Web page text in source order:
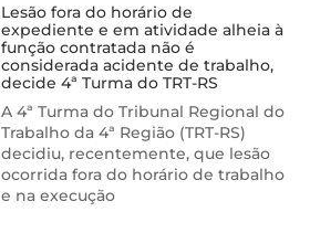
Lesão fora do horário de
expediente e em atividade alheia à
função contratada não é
considerada acidente de trabalho,
decide 4ª Turma do TRT-RS
A 4ª Turma do Tribunal Regional do
Trabalho da 4ª Região (TRT-RS)
decidiu, recentemente, que lesão
ocorrida fora do horário de trabalho
e na execução